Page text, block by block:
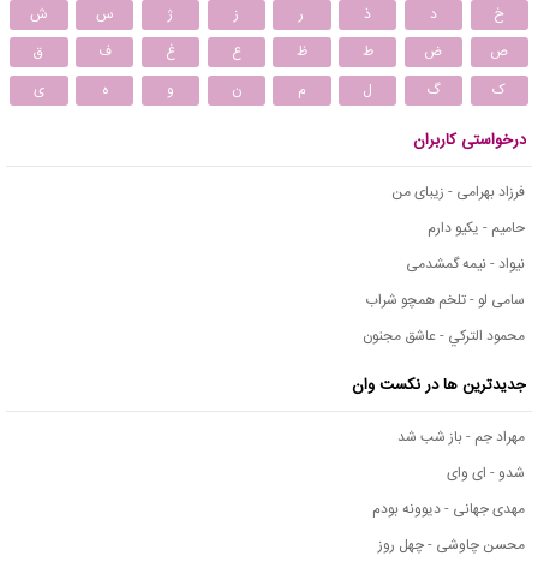
خ
د ذ ر ز ژ س
ش
ص
ض ط ظ ع غ ف
ق
ک
گ ل م ن و ه ی
درخواستی کاربران
فرزاد بهرامی - زیبای من
حامیم - یکیو دارم
نیواد - نیمه گمشدمی
سامی لو - تلخم همچو شراب
محمود التركي - عاشق مجنون
جدیدترین ها در نکست وان
مهراد جم - باز شب شد
شدو - ای وای
مهدی جهانی - دیوونه بودم
محسن چاوشی - چهل روز